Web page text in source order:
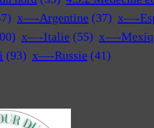
x—-Argentine (37) x—-
x—-Italie (55) x—-
(93) x—-Russie (41)